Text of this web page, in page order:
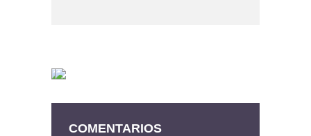
COMENTARIOS